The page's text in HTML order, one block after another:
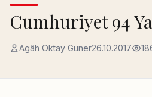
Cumhuriyet 94
Agâh Oktay Güner26.10.2017